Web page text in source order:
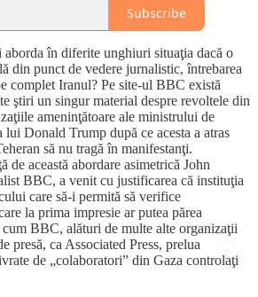
Subscribe
aborda în diferite unghiuri situaţia dacă o
din punct de vedere jurnalistic, întrebarea
complet Iranul? Pe site-ul BBC există
ştiri un singur material despre revoltele din
ameninţătoare ale ministrului de
lui Donald Trump după ce acesta a atras
să nu tragă în manifestanţi.
de această abordare asimetrică John
BBC, a venit cu justificarea că instituţia
care să-i permită să verifice
la prima impresie ar putea părea
BBC, alături de multe alte organizaţii
presă, ca Associated Press, prelua
de „colaboratori” din Gaza controlaţi